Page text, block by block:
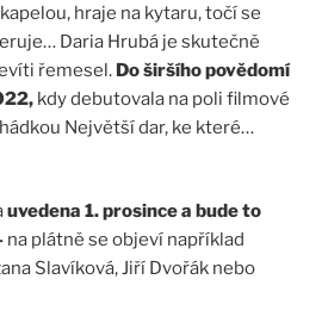
hraje na kytaru, točí se
Daria Hrubá je skutečně
řemesel. Do širšího povědomí
kdy debutovala na poli filmové
Největší dar, ke které…
uvedena 1. prosince a bude to
na plátně se objeví například
Slavíková, Jiří Dvořák nebo